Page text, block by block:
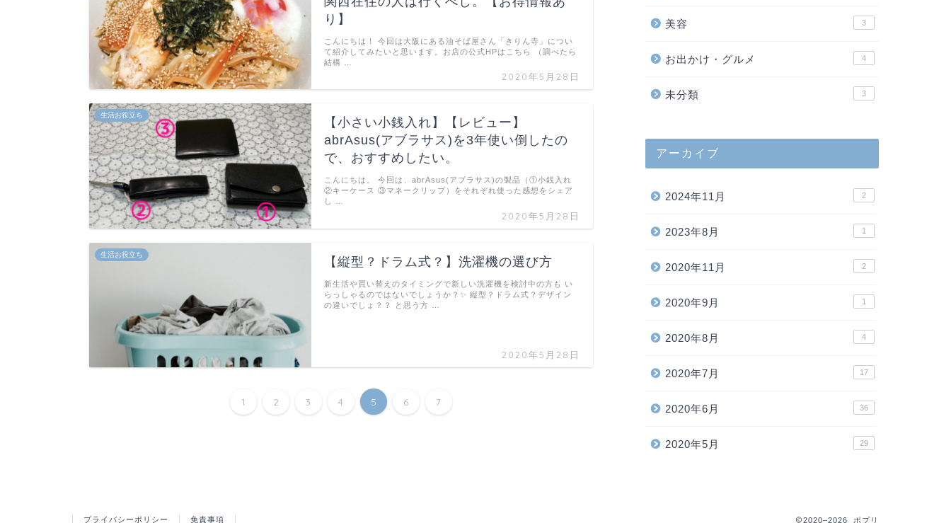
り】
2020年5月28日
こんにちは！ 今回は大阪にある油そば屋さん「きりん寺」につい
て紹介してみたいと思います。お店の公式HPはこちら （調べたら
結構 …
生活お役立ち
【小さい小銭入れ】【レビュー】
abrAsus(アブラサス)を3年使い倒したの
で、おすすめしたい。
2020年5月28日
こんにちは。 今回は、abrAsus(アブラサス)の製品（①小銭入れ
②キーケース ③マネークリップ）をそれぞれ使った感想をシェア
し …
生活お役立ち
【縦型？ドラム式？】洗濯機の選び方
2020年5月28日
新生活や買い替えのタイミングで新しい洗濯機を検討中の方も い
らっしゃるのではないでしょうか？✨ 縦型？ドラム式？デザイン
の違いでしょ？？ と思う方 …
1 2 3 4 5 6 7
上にメリットが大き
れからエンジニアを目
【エンジニア
す！
現在エンジアとして働
転職活動を始めます！
美容 3
お出かけ・グルメ 4
未分類 3
アーカイブ
2024年11月 2
2023年8月 1
2020年11月 2
2020年9月 1
2020年8月 4
2020年7月 17
2020年6月 36
2020年5月 29
プライバシーポリシー 免責事項 2020–2026 ポプリ